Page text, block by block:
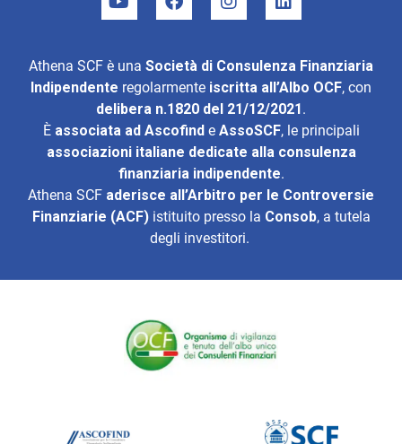
Athena SCF è una Società di Consulenza Finanziaria
Indipendente regolarmente iscritta all’Albo OCF, con
delibera n.1820 del 21/12/2021.
È associata ad Ascofinde AssoSCF, le principali
associazioni italiane dedicate alla consulenza
finanziaria indipendente.
Athena SCF aderisce all’Arbitro per le Controversie
Finanziarie (ACF)istituito presso la Consob, a tutela
degli investitori.